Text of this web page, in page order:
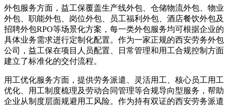
外包服务方面，益工保覆盖生产线外包、仓储物流外包、物业
外包、职能外包、岗位外包、员工福利外包、酒店餐饮外包及
招聘外包RPO等场景化方案，每一类外包服务均可根据企业的
具体业务需求进行定制化配置。作为一家正规的西安劳务外包
公司，益工保在项目人员配置、日常管理和用工合规控制方面
建立了标准化的交付流程。
用工优化服务方面，提供劳务派遣、灵活用工、核心员工用工
优化、用工制度梳理及劳动合同管理等合规导向型服务，帮助
企业从制度层面规避用工风险。作为持有双证的西安劳务派遣